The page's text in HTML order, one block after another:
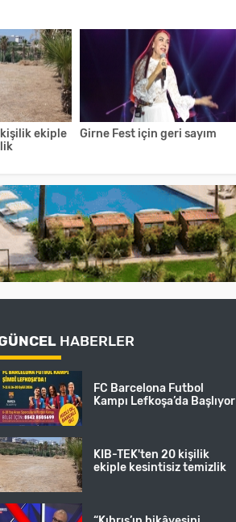
ekiple
Girne Fest için geri sayım
HABERLER
FC Barcelona Futbol
Kampı Lefkoşa’da Başlıyor
KIB-TEK'ten 20 kişilik
ekiple kesintisiz temizlik